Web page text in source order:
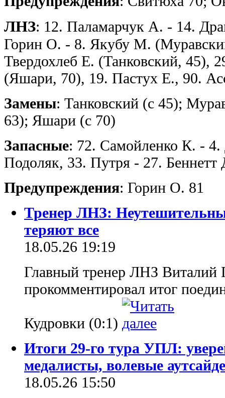
ЛНЗ: 12. Паламарчук А. - 14.
Горин О. - 8. Якубу М.
Твердохлеб Е. (Танковский,
(Яшари, 70), 19. Пастух Е., 90.
Замены: Танковский (с 45);
63); Яшари (с 70)
Запасные: 72. Самойленко К. -
Подоляк, 33. Путря - 27. Беннетт
Предупреждения: Горин О. 81
Тренер ЛНЗ:
теряют все
18.05.26 19:19
Главный тренер ЛНЗ Виталий
прокомментировал итог
Кудровки (0:1)
Итоги 29-го тура УПЛ:
медалисты, волевые
18.05.26 15:50